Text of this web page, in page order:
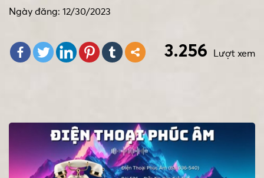
Ngày đăng: 12/30/2023
Lượt xem
3.256